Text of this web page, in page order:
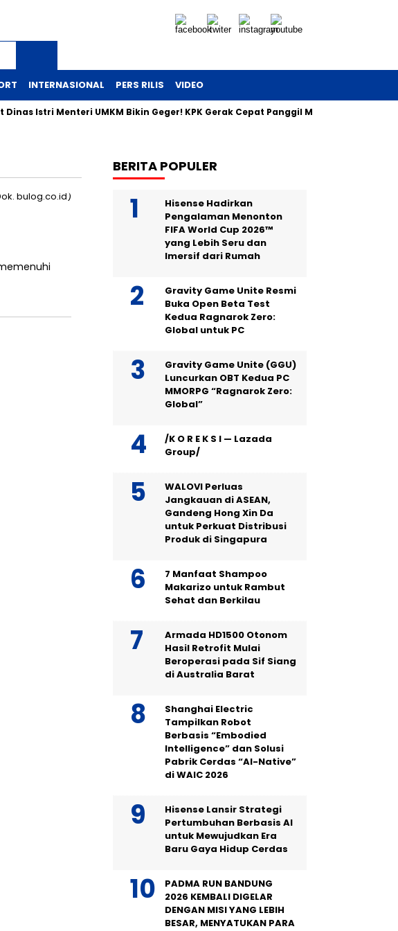
INTERNASIONAL PERS RILIS VIDEO
Dinas Istri Menteri UMKM Bikin Geger! KPK Gerak Cepat Panggil Maman
BERITA POPULER
Hisense Hadirkan
Pengalaman Menonton
FIFA World Cup 2026™
yang Lebih Seru dan
Imersif dari Rumah
Gravity Game Unite Resmi
Buka Open Beta Test
Kedua Ragnarok Zero:
Global untuk PC
Gravity Game Unite (GGU)
Luncurkan OBT Kedua PC
MMORPG “Ragnarok Zero:
Global”
/K O R E K S I — Lazada
Group/
WALOVI Perluas
Jangkauan di ASEAN,
Gandeng Hong Xin Da
untuk Perkuat Distribusi
Produk di Singapura
7 Manfaat Shampoo
Makarizo untuk Rambut
Sehat dan Berkilau
Armada HD1500 Otonom
Hasil Retrofit Mulai
Beroperasi pada Sif Siang
di Australia Barat
Shanghai Electric
Tampilkan Robot
Berbasis “Embodied
Intelligence” dan Solusi
Pabrik Cerdas “AI-Native”
di WAIC 2026
Hisense Lansir Strategi
Pertumbuhan Berbasis AI
untuk Mewujudkan Era
Baru Gaya Hidup Cerdas
PADMA RUN BANDUNG
2026 KEMBALI DIGELAR
DENGAN MISI YANG LEBIH
BESAR, MENYATUKAN PARA